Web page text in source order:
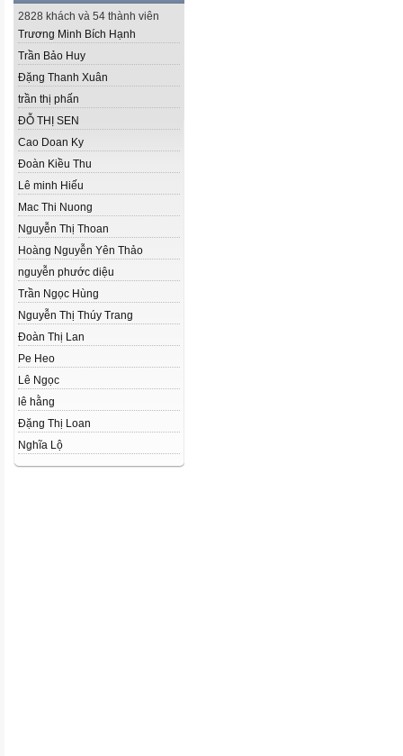
2828 khách và 54 thành viên
Trương Minh Bích Hạnh
Trần Bảo Huy
Đặng Thanh Xuân
trần thị phấn
ĐỖ THỊ SEN
Cao Doan Ky
Đoàn Kiều Thu
Lê minh Hiếu
Mac Thi Nuong
Nguyễn Thị Thoan
Hoàng Nguyễn Yên Thảo
nguyễn phước diệu
Trần Ngọc Hùng
Nguyễn Thị Thúy Trang
Đoàn Thị Lan
Pe Heo
Lê Ngọc
lê hằng
Đặng Thị Loan
Nghĩa Lộ